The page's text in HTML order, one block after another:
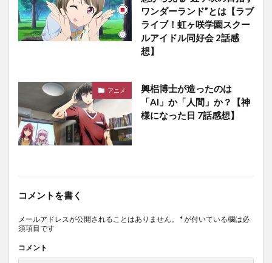
ワンダーランド”とは【ラブ
ライブ！虹ヶ咲学園スクー
ルアイドル同好会 2話感
想】
アニメ
興梠博士が造ったのは
「AI」か「人間」か？【神
様になった日 7話感想】
コメントを書く
メールアドレスが公開されることはありません。 *が付いている欄は必
須項目です
コメント